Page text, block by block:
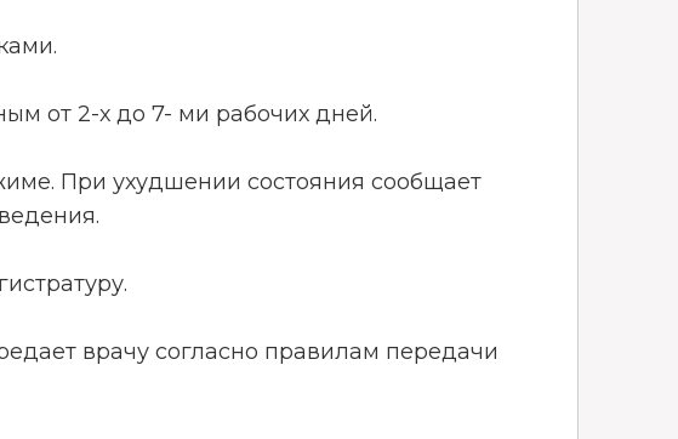
от 2-х до 7- ми рабочих дней.
При ухудшении состояния сообщает
врачу согласно правилам передачи